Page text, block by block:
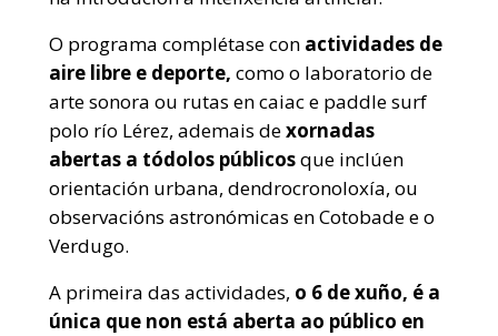
O programa complétase con actividades de
aire libre e deporte, como o laboratorio de
arte sonora ou rutas en caiac e paddle surf
polo río Lérez, ademais dexornadas
abertas a tódolos públicosque inclúen
orientación urbana, dendrocronoloxía, ou
observacións astronómicas en Cotobade e o
Verdugo.
A primeira das actividades, o 6 de xuño, é a
única que non está aberta ao público en